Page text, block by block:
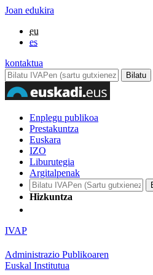
Joan edukira
eu
es
kontaktua
Enplegu publikoa
Prestakuntza
Euskara
IZO
Liburutegia
Argitalpenak
Hizkuntza
IVAP
Administrazio Publikoaren
Euskal Institutua